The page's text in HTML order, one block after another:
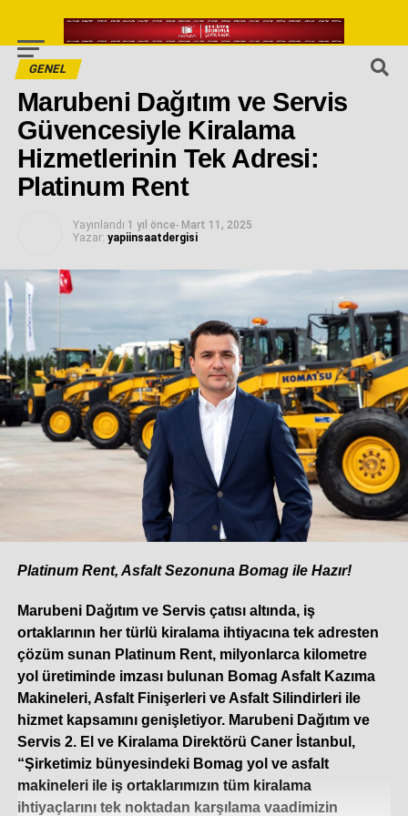
GENEL
Marubeni Dağıtım ve Servis
Güvencesiyle Kiralama
Hizmetlerinin Tek Adresi:
Platinum Rent
Yayınlandı 1 yıl önce- Mart 11, 2025
Yazar: yapiinsaatdergisi
Platinum Rent, Asfalt Sezonuna Bomag ile Hazır!
Marubeni Dağıtım ve Servis çatısı altında, iş
ortaklarının her türlü kiralama ihtiyacına tek adresten
çözüm sunan Platinum Rent, milyonlarca kilometre
yol üretiminde imzası bulunan Bomag Asfalt Kazıma
Makineleri, Asfalt Finişerleri ve Asfalt Silindirleri ile
hizmet kapsamını genişletiyor. Marubeni Dağıtım ve
Servis 2. El ve Kiralama Direktörü Caner İstanbul,
“Şirketimiz bünyesindeki Bomag yol ve asfalt
makineleri ile iş ortaklarımızın tüm kiralama
ihtiyaçlarını tek noktadan karşılama vaadimizin